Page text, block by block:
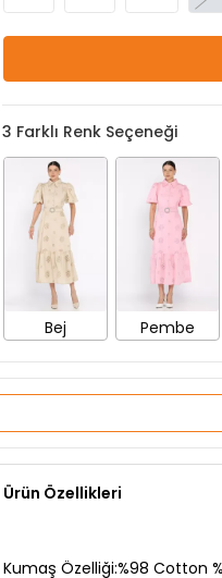
3Farklı Renk Seçeneği
Bej Pembe
Ürün Özellikleri
Kalıp:Normal Kalıp